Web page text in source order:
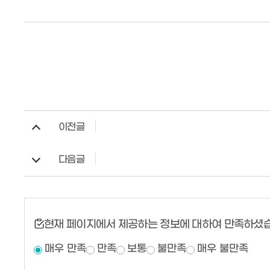
이전글
다음글
현재 페이지에서 제공하는 정보에 대하여 만족하셨
매우 만족 만족 보통 불만족 매우 불만족